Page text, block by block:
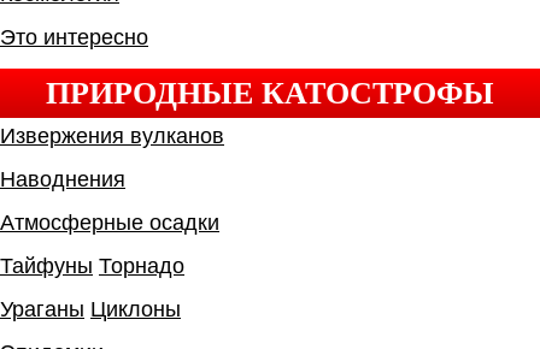
Это интересно
ПРИРОДНЫЕ КАТОСТРОФЫ
Извержения вулканов
Наводнения
Атмосферные осадки
Тайфуны Торнадо
Ураганы Циклоны